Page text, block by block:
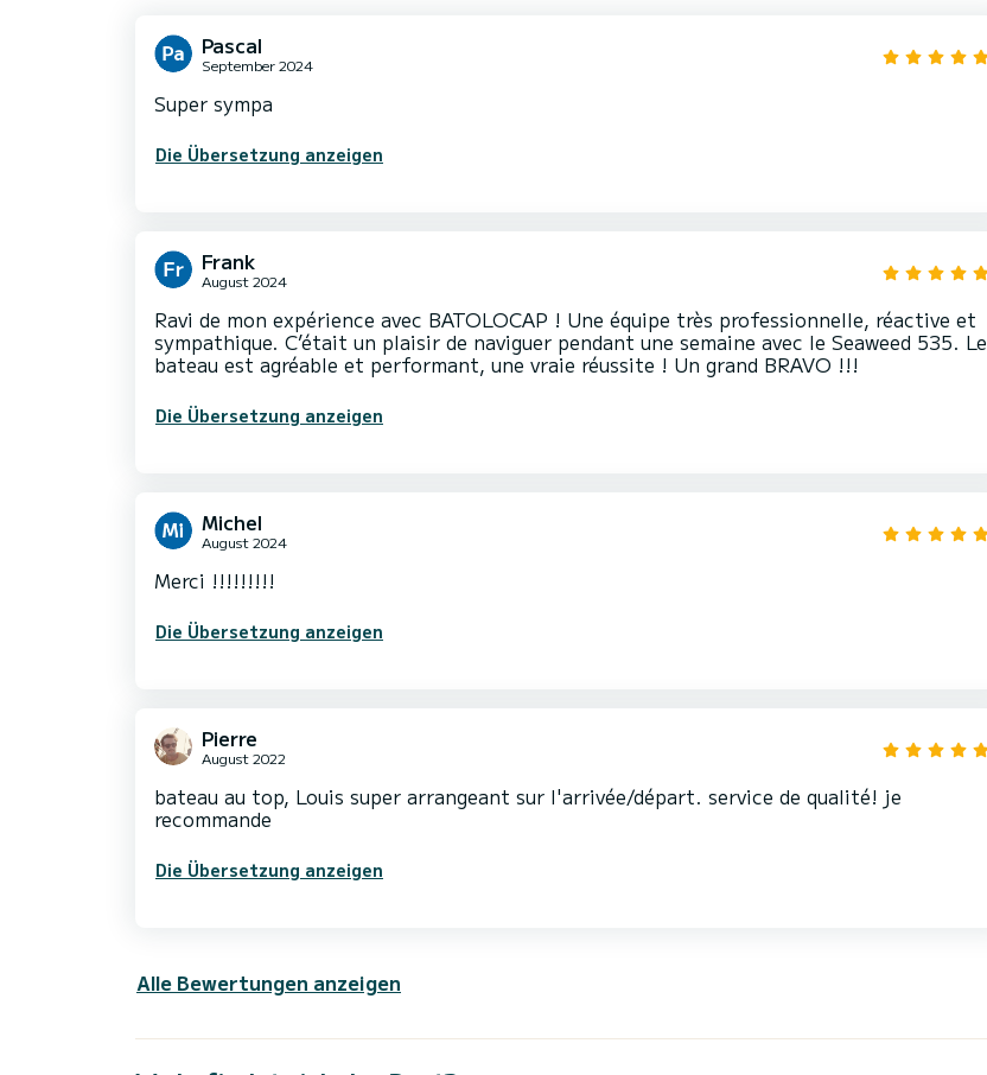
Pascal
September 2024
Super sympa
Die Übersetzung anzeigen
Frank
August 2024
Ravi de mon expérience avec BATOLOCAP ! Une équipe très professionnelle, réactive et
sympathique. C’était un plaisir de naviguer pendant une semaine avec le Seaweed 535. Le
bateau est agréable et performant, une vraie réussite ! Un grand BRAVO !!!
Die Übersetzung anzeigen
Michel
August 2024
Merci !!!!!!!!!
Die Übersetzung anzeigen
Pierre
August 2022
bateau au top, Louis super arrangeant sur l'arrivée/départ. service de qualité! je
recommande
Die Übersetzung anzeigen
Alle Bewertungen anzeigen